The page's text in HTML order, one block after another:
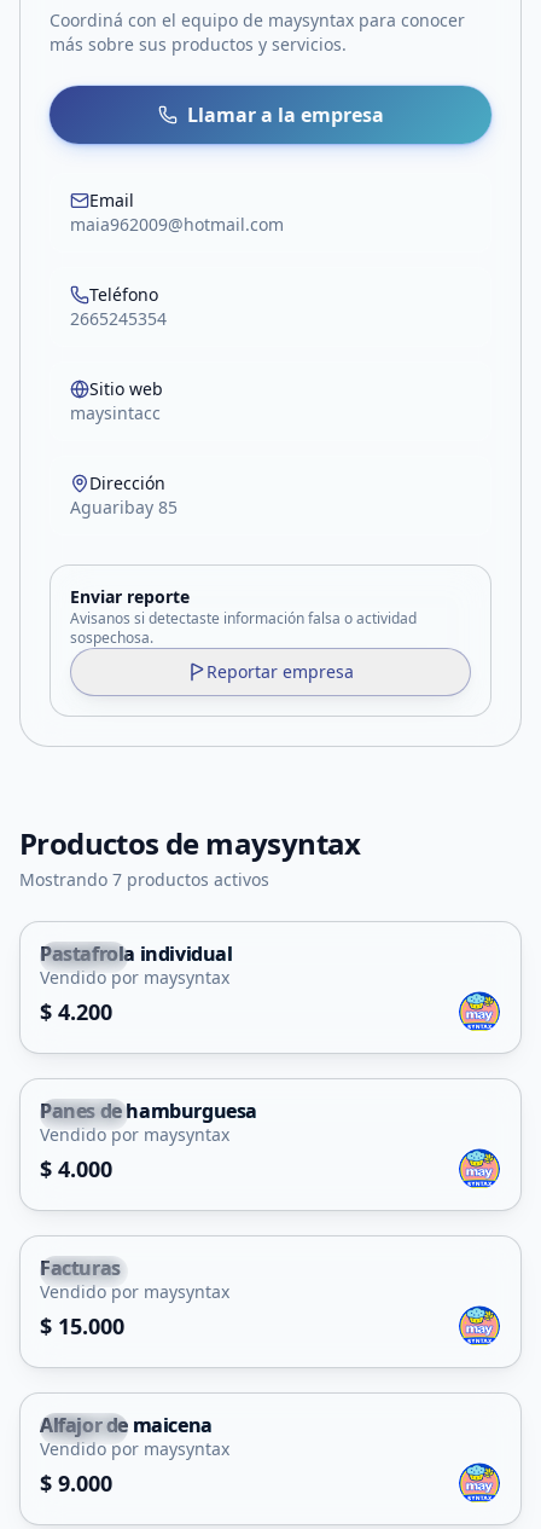
Coordiná con el equipo de maysyntax para conocer
más sobre sus productos y servicios.
Llamar a la empresa
Email
maia962009@hotmail.com
Teléfono
2665245354
Sitio web
maysintacc
Dirección
Aguaribay 85
Enviar reporte
Avisanos si detectaste información falsa o actividad
sospechosa.
Reportar empresa
Productos demaysyntax
Mostrando 7 productos activos
Merlo
Pastafrola individual
Vendido por maysyntax
$ 4.200
Merlo
Panes de hamburguesa
Vendido por maysyntax
$ 4.000
Merlo
Facturas
Vendido por maysyntax
$ 15.000
Merlo
Alfajor de maicena
Vendido por maysyntax
$ 9.000